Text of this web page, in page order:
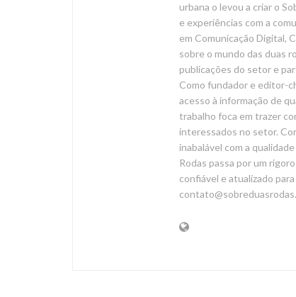
urbana o levou a criar o
e experiências com a
em Comunicação Digital,
sobre o mundo das duas
publicações do setor e
Como fundador e editor-
acesso à informação de
trabalho foca em trazer
interessados no setor.
inabalável com a
Rodas passa por um
confiável e atualizado